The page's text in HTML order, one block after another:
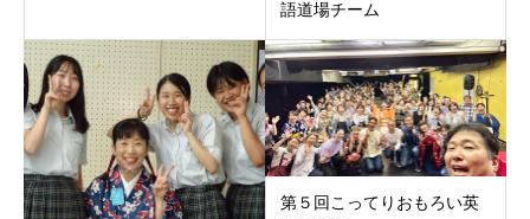
語道場チーム
第５回こってりおもろい英